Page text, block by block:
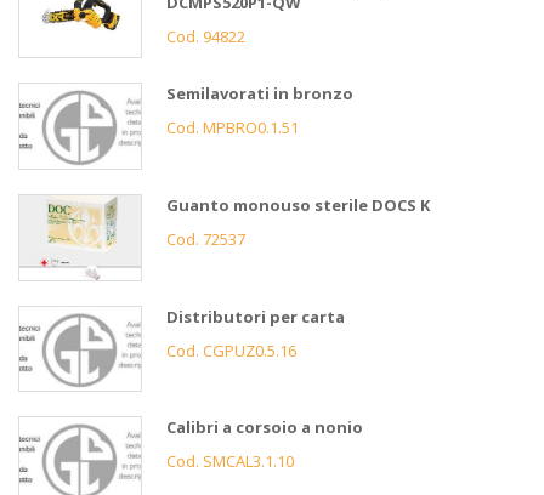
Cod. 94822
Semilavorati in bronzo
Cod. MPBRO0.1.51
Guanto monouso sterile DOCS K
Cod. 72537
Distributori per carta
Cod. CGPUZ0.5.16
Calibri a corsoio a nonio
Cod. SMCAL3.1.10